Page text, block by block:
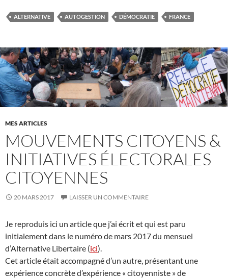
ALTERNATIVE AUTOGESTION DÉMOCRATIE FRANCE
MES ARTICLES
MOUVEMENTS CITOYENS &
INITIATIVES ÉLECTORALES
CITOYENNES
20 MARS 2017 LAISSER UN COMMENTAIRE
Je reproduis ici un article que j’ai écrit et qui est paru
initialement dans le numéro de mars 2017 du mensuel
d’Alternative Libertaire (ici).
Cet article était accompagné d’un autre, présentant une
expérience concrète d’expérience « citoyenniste » de